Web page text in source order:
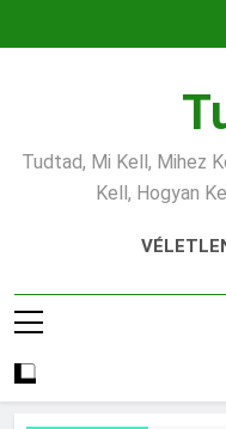
Tudtad, Mi Kell, Mihez
Kell, Hogyan